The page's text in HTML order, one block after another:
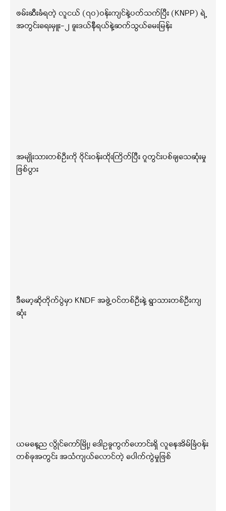
ဖမ်းဆီးခံရတဲ့ လူငယ် (၇၀)ဝန်းကျင်နဲ့ပတ်သက်ပြီး (KNPP) ရဲ့
အတွင်းရေးမှူး-၂ ခူးဒယ်နီရယ်နဲ့ဆက်သွယ်မေးမြန်း
အမျိုးသားတစ်ဦးကို ဝိုင်းဝန်းထိုးကြိတ်ပြီး ဂူတွင်းပစ်ချသေဆုံးမှု
ဖြစ်ပွား
ဒီမော့ဆိုတိုက်ပွဲမှာ KNDF အဖွဲ့ဝင်တစ်ဦးနဲ့ ရွာသားတစ်ဦးကျ
ဆုံး
ယမနေ့ည လွိုင်ကော်မြို့၊ ဒေါဥခူကွက်ဟောင်းရှိ လူနေအိမ်ခြံဝန်း
တစ်ခုအတွင်း အသံကျယ်လောင်တဲ့ ပေါက်ကွဲမှုဖြစ်